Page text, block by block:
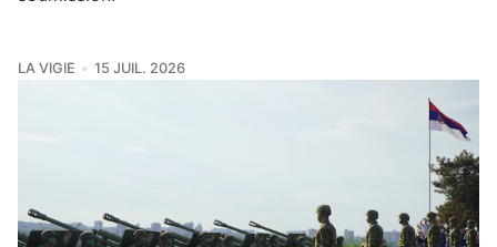
LA VIGIE 15 JUIL. 2026